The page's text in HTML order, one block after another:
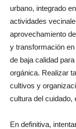
urbano, integrado
actividades
aprovechamiento
y transformación
de baja calidad
orgánica. Realizar
cultivos y
cultura del cuidado,
En definitiva,